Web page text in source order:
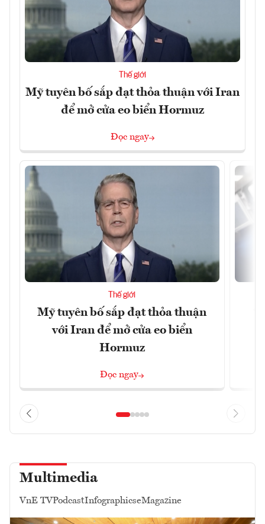
Thế giới
Mỹ tuyên bố sắp đạt thỏa thuận với Iran
để mở cửa eo biển Hormuz
Đọc ngay
Thế giới
Mỹ tuyên bố sắp đạt thỏa thuận
với Iran để mở cửa eo biển
Hormuz
Đọc ngay
Multimedia
VnE TVPodcastInfographicseMagazine